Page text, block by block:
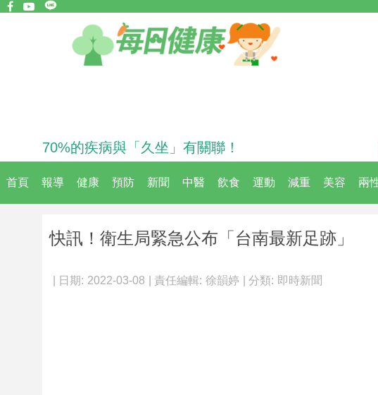
70%的疾病與「久坐」有關聯！
首頁 報導 健康 預防 新聞 中醫 飲食 運動 減重 美容 兩
快訊！衛生局緊急公布「台南最新足跡」
| 日期: 2022-03-08 | 責任編輯: 徐韻婷 | 分類: 即時新聞